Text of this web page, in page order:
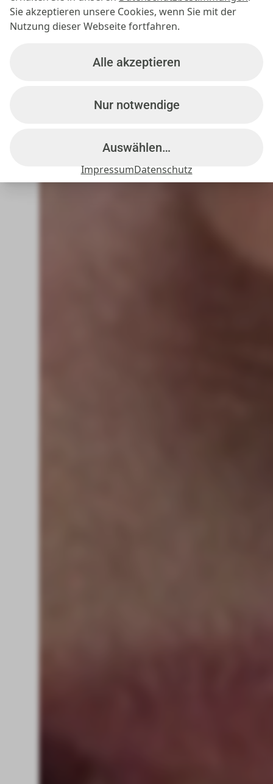
Sie akzeptieren unsere Cookies, wenn Sie mit der
Nutzung dieser Webseite fortfahren.
Nur notwendige
Auswählen…
Alle akzeptieren
ImpressumDatenschutz